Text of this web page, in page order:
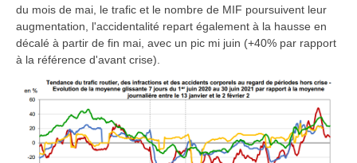
du mois de mai, le trafic et le nombre de MIF poursuivent leur
augmentation, l'accidentalité repart également à la hausse en
décalé à partir de fin mai, avec un pic mi juin (+40% par rapport
à la référence d'avant crise).